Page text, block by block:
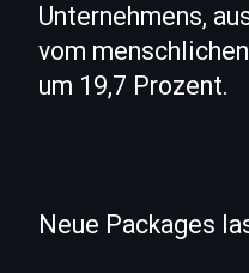
Unternehmens,
vom
um 19,7 Prozent.
Neue Packages